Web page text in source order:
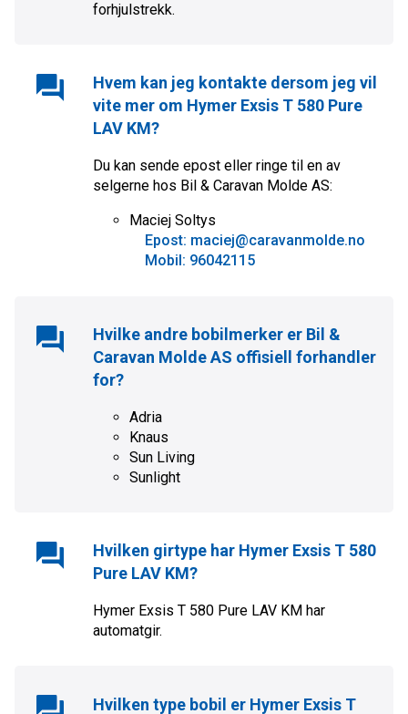
forhjulstrekk.
Hvem kan jeg kontakte dersom jeg vil
vite mer om Hymer Exsis T 580 Pure
LAV KM?
Du kan sende epost eller ringe til en av
selgerne hos Bil & Caravan Molde AS:
Maciej Soltys
Epost: maciej@caravanmolde.no
Mobil: 96042115
Hvilke andre bobilmerker er Bil &
Caravan Molde AS offisiell forhandler
for?
Adria
Knaus
Sun Living
Sunlight
Hvilken girtype har Hymer Exsis T 580
Pure LAV KM?
Hymer Exsis T 580 Pure LAV KM har
automatgir.
Hvilken type bobil er Hymer Exsis T